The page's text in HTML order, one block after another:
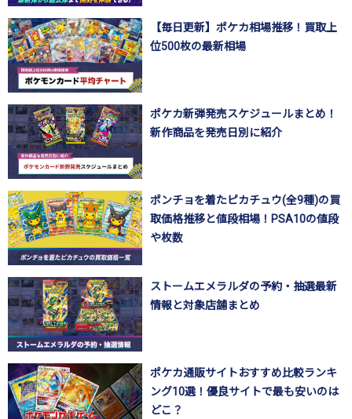
【毎日更新】ポケカ相場推移！買取上
位500枚の最新相場
ポケカ新弾発売スケジュールまとめ！
新作商品を発売日別に紹介
ポンチョを着たピカチュウ(全9種)の買
取価格推移と値段相場！PSA10の値段
や枚数
ストームエメラルダの予約・抽選最新
情報と対象店舗まとめ
ポケカ通販サイトおすすめ比較ランキ
ング10選！優良サイトで最も安いのは
どこ？